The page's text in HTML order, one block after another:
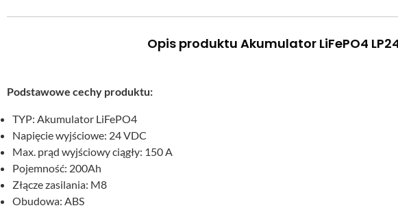
Opis produktu Akumulator LiFePO4
Podstawowe cechy produktu:
TYP: Akumulator LiFePO4
Napięcie wyjściowe: 24 VDC
Max. prąd wyjściowy ciągły: 150 A
Pojemność: 200Ah
Złącze zasilania: M8
Obudowa: ABS